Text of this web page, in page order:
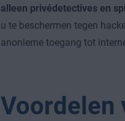
alleen privédetectives en
u te beschermen tegen
anonieme toegang tot
Voordelen